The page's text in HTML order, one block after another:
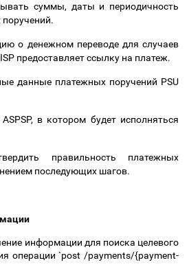
суммы, даты и периодичность
о денежном переводе для случаев
предоставляет ссылку на платеж.
данные платежных поручений PSU
в котором будет исполняться
правильность платежных
последующих шагов.
информации для поиска целевого
операции `post /payments/{payment-